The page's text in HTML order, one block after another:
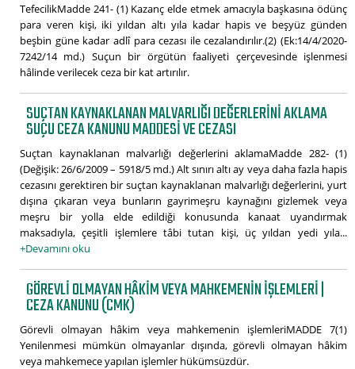
TefecilikMadde 241- (1) Kazanç elde etmek amacıyla başkasına ödünç
para veren kişi, iki yıldan altı yıla kadar hapis ve beşyüz günden
beşbin güne kadar adlî para cezası ile cezalandırılır.(2) (Ek:14/4/2020-
7242/14 md.) Suçun bir örgütün faaliyeti çerçevesinde işlenmesi
hâlinde verilecek ceza bir kat artırılır.
SUÇTAN KAYNAKLANAN MALVARLIĞI DEĞERLERINI AKLAMA
SUÇU CEZA KANUNU MADDESI VE CEZASI
Suçtan kaynaklanan malvarlığı değerlerini aklamaMadde 282- (1)
(Değişik: 26/6/2009 – 5918/5 md.) Alt sınırı altı ay veya daha fazla hapis
cezasını gerektiren bir suçtan kaynaklanan malvarlığı değerlerini, yurt
dışına çıkaran veya bunların gayrimeşru kaynağını gizlemek veya
meşru bir yolla elde edildiği konusunda kanaat uyandırmak
maksadıyla, çeşitli işlemlere tâbi tutan kişi, üç yıldan yedi yıla...
+Devamını oku
GÖREVLI OLMAYAN HÂKIM VEYA MAHKEMENIN IŞLEMLERI |
CEZA KANUNU (CMK)
Görevli olmayan hâkim veya mahkemenin işlemleriMADDE 7(1)
Yenilenmesi mümkün olmayanlar dışında, görevli olmayan hâkim
veya mahkemece yapılan işlemler hükümsüzdür.